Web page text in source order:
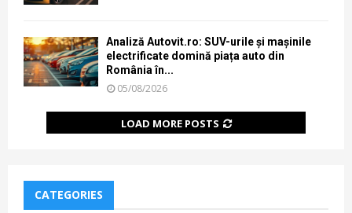
Analiză Autovit.ro: SUV-urile și mașinile
electrificate domină piața auto din
România în...
05/08/2026
LOAD MORE POSTS
CATEGORIES